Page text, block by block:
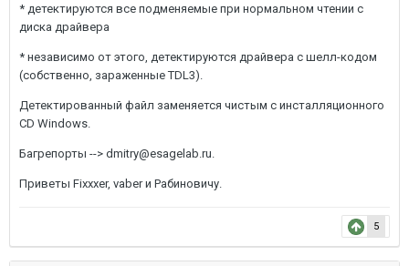
* детектируются все подменяемые при нормальном чтении с
диска драйвера
* независимо от этого, детектируются драйвера с шелл-кодом
(собственно, зараженные TDL3).
Детектированный файл заменяется чистым с инсталляционного
CD Windows.
Багрепорты --> dmitry@esagelab.ru.
Приветы Fixxxer, vaber и Рабиновичу.
5